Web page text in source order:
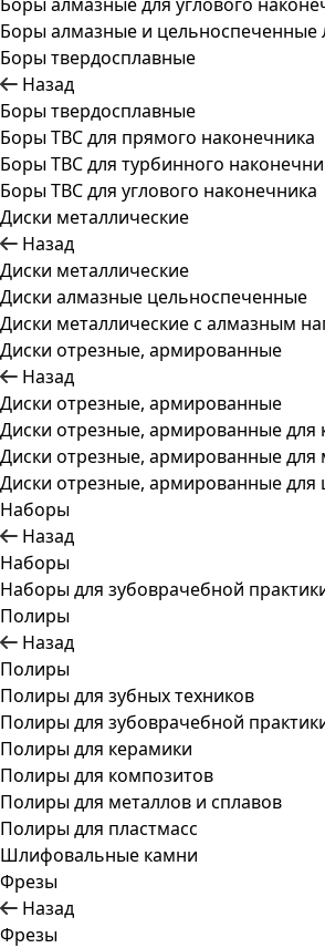
Боры алмазные и цельноспеченные
Боры твердосплавные
Назад
Боры твердосплавные
Боры ТВС для прямого наконечника
Боры ТВС для турбинного
Боры ТВС для углового наконечника
Диски металлические
Назад
Диски металлические
Диски алмазные цельноспеченные
Диски металлические с алмазным
Диски отрезные, армированные
Назад
Диски отрезные, армированные
Диски отрезные, армированные для
Диски отрезные, армированные для
Диски отрезные, армированные для
Наборы
Назад
Наборы
Наборы для зубоврачебной
Полиры
Назад
Полиры
Полиры для зубных техников
Полиры для зубоврачебной
Полиры для керамики
Полиры для композитов
Полиры для металлов и сплавов
Полиры для пластмасс
Шлифовальные камни
Фрезы
Назад
Фрезы